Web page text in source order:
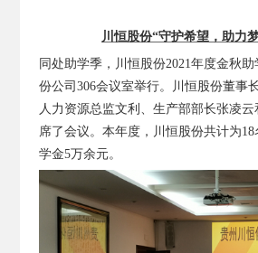
川恒股份“守护希望，助力
同处助学季，川恒股份2021年度金秋
份公司306会议室举行。川恒股份董事
人力资源总监文利、生产部部长张凌
席了会议。本年度，川恒股份共计为
学金5万余元。